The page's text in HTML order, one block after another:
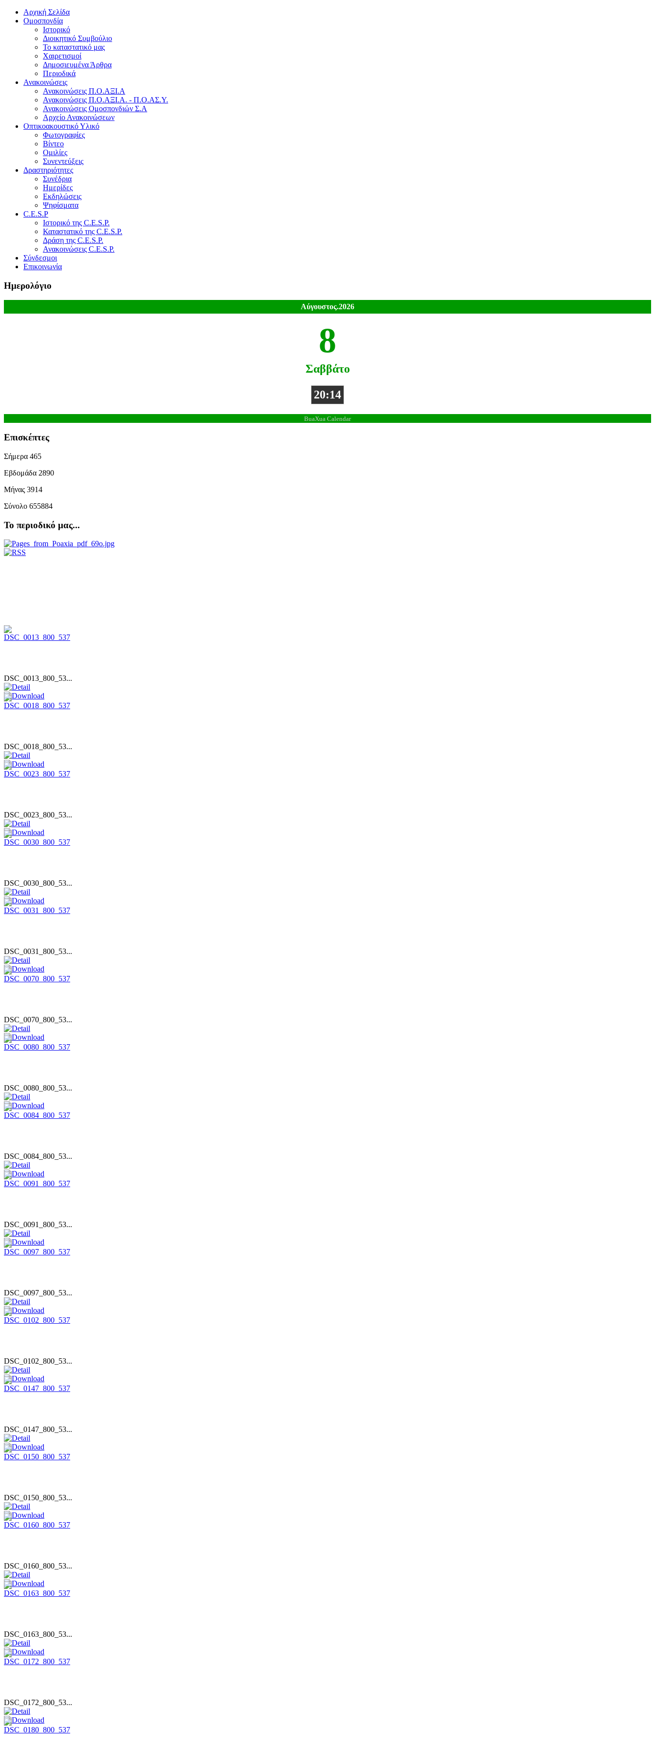
Αρχική Σελίδα
Ομοσπονδία
Ιστορικό
Διοικητικό Συμβούλιο
Το καταστατικό μας
Χαιρετισμοί
Δημοσιευμένα Άρθρα
Περιοδικά
Ανακοινώσεις
Ανακοινώσεις Π.Ο.ΑΞΙ.Α
Ανακοινώσεις Π.Ο.ΑΞΙ.Α. - Π.Ο.ΑΣ.Υ.
Ανακοινώσεις Ομοσπονδιών Σ.Α
Αρχείο Ανακοινώσεων
Οπτικοακουστικό Υλικό
Φωτογραφίες
Βίντεο
Ομιλίες
Συνεντεύξεις
Δραστηριότητες
Συνέδρια
Ημερίδες
Εκδηλώσεις
Ψηφίσματα
C.E.S.P
Ιστορικό της C.E.S.P.
Καταστατικό της C.E.S.P.
Δράση της C.E.S.P.
Ανακοινώσεις C.E.S.P.
Σύνδεσμοι
Επικοινωνία
Ημερολόγιο
Αύγουστος.2026
8
Σαββάτο
20:14
BuaXua Calendar
Επισκέπτες
Σήμερα 465
Εβδομάδα 2890
Μήνας 3914
Σύνολο 655884
Το περιοδικό μας...
DSC_0013_800_53...
DSC_0018_800_53...
DSC_0023_800_53...
DSC_0030_800_53...
DSC_0031_800_53...
DSC_0070_800_53...
DSC_0080_800_53...
DSC_0084_800_53...
DSC_0091_800_53...
DSC_0097_800_53...
DSC_0102_800_53...
DSC_0147_800_53...
DSC_0150_800_53...
DSC_0160_800_53...
DSC_0163_800_53...
DSC_0172_800_53...